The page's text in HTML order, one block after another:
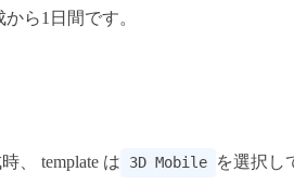
ら1日間です。
、 template は 3D Mobile を選択し